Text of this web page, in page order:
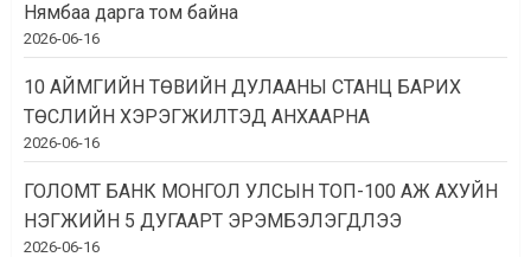
Нямбаа дарга том байна
2026-06-16
10 АЙМГИЙН ТӨВИЙН ДУЛААНЫ СТАНЦ БАРИХ
ТӨСЛИЙН ХЭРЭГЖИЛТЭД АНХААРНА
2026-06-16
ГОЛОМТ БАНК МОНГОЛ УЛСЫН ТОП-100 АЖ АХУЙН
НЭГЖИЙН 5 ДУГААРТ ЭРЭМБЭЛЭГДЛЭЭ
2026-06-16